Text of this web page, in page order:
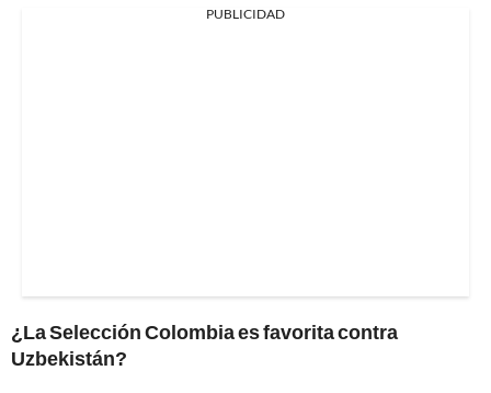
PUBLICIDAD
¿La Selección Colombia es favorita contra
Uzbekistán?